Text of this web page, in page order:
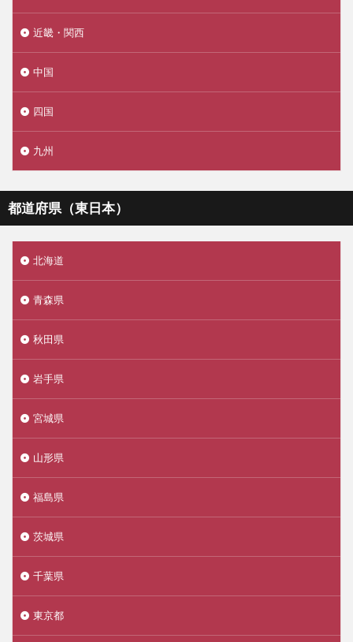
近畿・関西
中国
四国
九州
都道府県（東日本）
北海道
青森県
秋田県
岩手県
宮城県
山形県
福島県
茨城県
千葉県
東京都